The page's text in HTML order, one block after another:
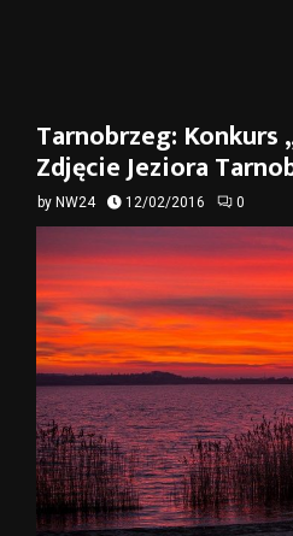
Tarnobrzeg: Konkurs
Zdjęcie Jeziora
by NW24 12/02/2016 0